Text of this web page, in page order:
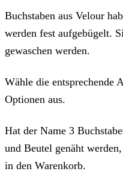
Buchstaben aus Velour
werden fest aufgebügelt.
gewaschen werden.
Wähle die entsprechende
Optionen aus.
Hat der Name 3
und Beutel genäht
in den Warenkorb.